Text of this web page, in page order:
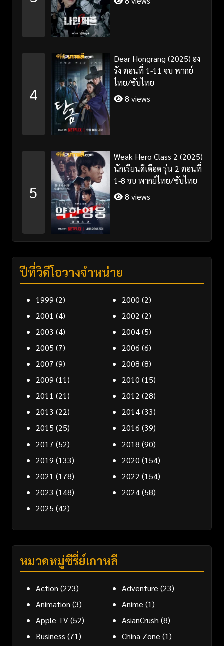
4
Dear Hongrang (2025) ฮง
รัง ตอนที่ 1-11 จบ พากย์
ไทย/ซับไทย
8 views
5
Weak Hero Class 2 (2025)
นักเรียนดีเดือด รุ่น 2 ตอนที่
1-8 จบ พากย์ไทย/ซับไทย
8 views
ปีที่วิดีโอวางจำหน่าย
1999 (2) 2000 (2)
2001 (4) 2002 (2)
2003 (4) 2004(5)
2005 (7) 2006 (6)
2007 (9) 2008 (8)
2009 (11) 2010 (15)
2011 (21) 2012 (28)
2013 (22) 2014(33)
2015 (25) 2016 (39)
2017 (52) 2018 (90)
2019 (133) 2020 (154)
2021 (178) 2022 (154)
2023 (148) 2024(58)
2025 (42)
หมวดหมู่ซีรี่ย์เกาหลี
Action (223) Adventure (23)
Animation (3) Anime (1)
Apple TV(52) AsianCrush (8)
Business (71) China Zone (1)